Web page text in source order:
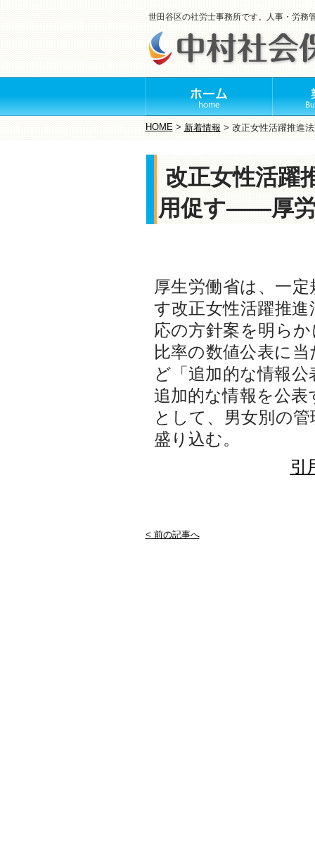
世田谷区の社労士事務所です。人事・労務
HOME> 新着情報 > 改正女性活躍推進
改正女性活躍
用促す――厚
厚生労働省は、一
す改正女性活躍推
応の方針案を明ら
比率の数値公表に
ど「追加的な情報
追加的な情報を公
として、男女別の
盛り込む。
引
< 前の記事へ